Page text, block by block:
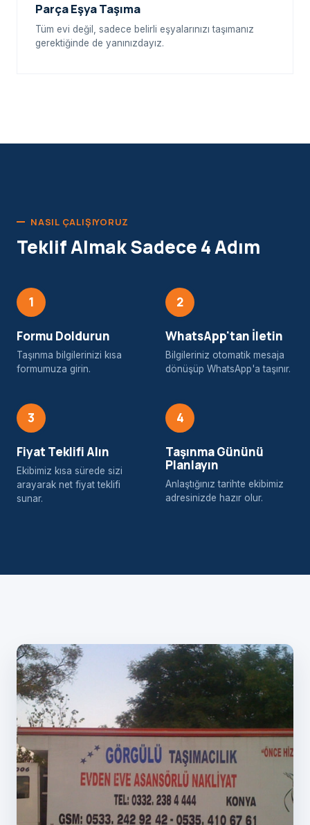
Parça Eşya Taşıma
Tüm evi değil, sadece belirli eşyalarınızı taşımanız
gerektiğinde de yanınızdayız.
NASIL ÇALIŞIYORUZ
Teklif Almak Sadece 4 Adım
1
Formu Doldurun
Taşınma bilgilerinizi kısa
formumuza girin.
2
WhatsApp'tan İletin
Bilgileriniz otomatik mesaja
dönüşüp WhatsApp'a taşınır.
3
Fiyat Teklifi Alın
Ekibimiz kısa sürede sizi
arayarak net fiyat teklifi
sunar.
4
Taşınma Gününü
Planlayın
Anlaştığınız tarihte ekibimiz
adresinizde hazır olur.